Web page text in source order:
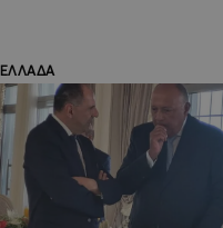
ΕΛΛΑΔΑ